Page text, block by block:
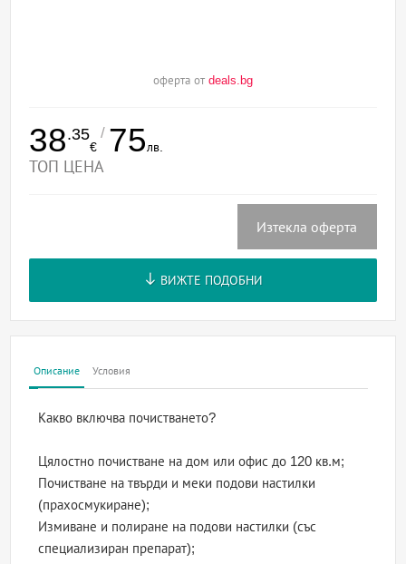
оферта от deals.bg
38.35
€
/ 75лв.
ТОП ЦЕНА
Изтекла оферта
ВИЖТЕ ПОДОБНИ
Описание Условия
Какво включва почистването?
Цялостно почистване на дом или офис до 120 кв.м;
Почистване на твърди и меки подови настилки
(прахосмукиране);
Измиване и полиране на подови настилки (със
специализиран препарат);